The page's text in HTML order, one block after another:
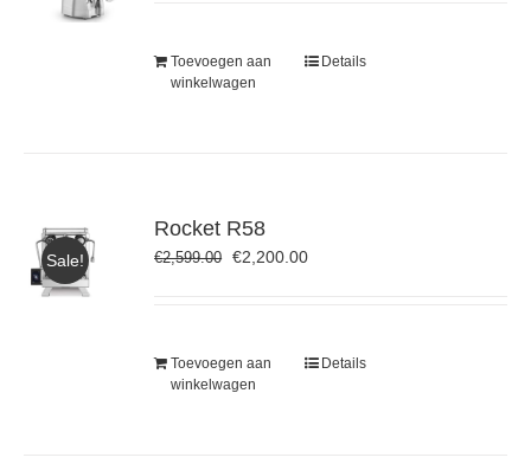
Toevoegen aan
winkelwagen
Details
Sale!
Rocket R58
€2,599.00 Oorspronkelijke
€2,200.00Huidige
Toevoegen aan
winkelwagen
Details